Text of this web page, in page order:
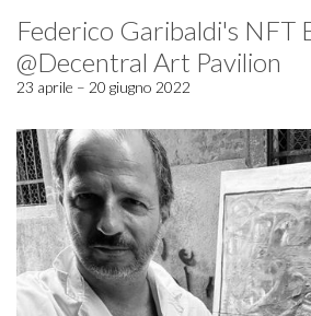
Federico Garibaldi's NFT
@Decentral Art Pavilion
23 aprile – 20 giugno 2022